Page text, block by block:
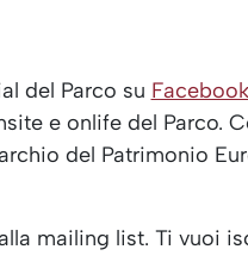
del Parco su Facebook
e onlife del Parco.
del Patrimonio
mailing list. Ti vuoi